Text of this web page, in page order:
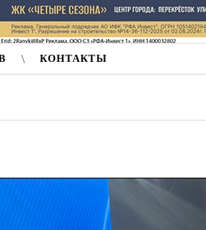
КОНТАКТЫ